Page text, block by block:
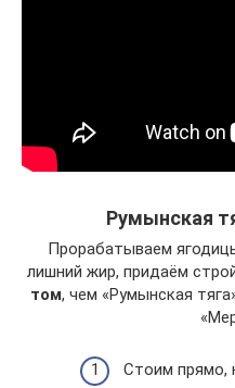
Румынская
Прорабатываем
лишний жир, придаём
том, чем «Румынская
Стоим прямо,